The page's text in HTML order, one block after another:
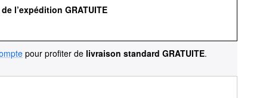
l’expédition GRATUITE
pour profiter de livraison standard GRATUITE.